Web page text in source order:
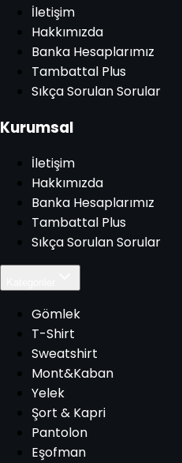
İletişim
Hakkımızda
Banka Hesaplarımız
Tambattal Plus
Sıkça Sorulan Sorular
Kurumsal
İletişim
Hakkımızda
Banka Hesaplarımız
Tambattal Plus
Sıkça Sorulan Sorular
Gömlek
T-Shirt
Sweatshirt
Mont&Kaban
Yelek
Şort & Kapri
Pantolon
Eşofman